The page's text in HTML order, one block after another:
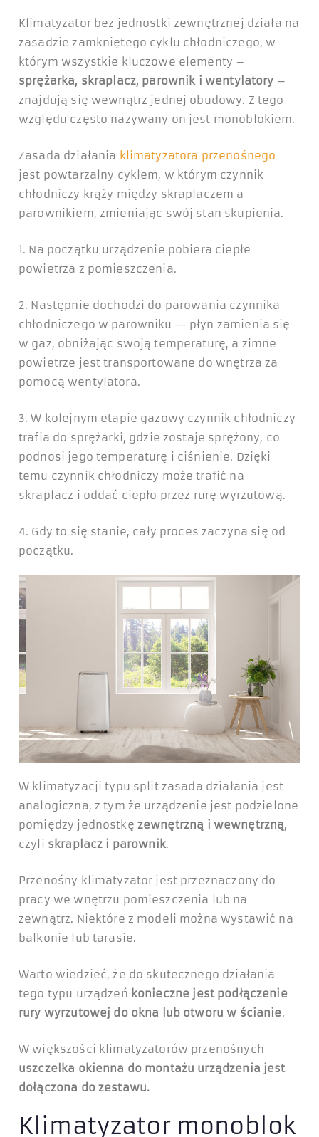
Klimatyzator bez jednostki zewnętrznej działa na
zasadzie zamkniętego cyklu chłodniczego, w
którym wszystkie kluczowe elementy –
sprężarka, skraplacz, parownik i wentylatory –
znajdują się wewnątrz jednej obudowy. Z tego
względu często nazywany on jest monoblokiem.
Zasada działania klimatyzatora przenośnego
jest powtarzalny cyklem, w którym czynnik
chłodniczy krąży między skraplaczem a
parownikiem, zmieniając swój stan skupienia.
1. Na początku urządzenie pobiera ciepłe
powietrza z pomieszczenia.
2. Następnie dochodzi do parowania czynnika
chłodniczego w parowniku — płyn zamienia się
w gaz, obniżając swoją temperaturę, a zimne
powietrze jest transportowane do wnętrza za
pomocą wentylatora.
3. W kolejnym etapie gazowy czynnik chłodniczy
trafia do sprężarki, gdzie zostaje sprężony, co
podnosi jego temperaturę i ciśnienie. Dzięki
temu czynnik chłodniczy może trafić na
skraplacz i oddać ciepło przez rurę wyrzutową.
4. Gdy to się stanie, cały proces zaczyna się od
początku.
W klimatyzacji typu split zasada działania jest
analogiczna, z tym że urządzenie jest podzielone
pomiędzy jednostkę zewnętrzną i wewnętrzną,
czyli skraplacz i parownik.
Przenośny klimatyzator jest przeznaczony do
pracy we wnętrzu pomieszczenia lub na
zewnątrz. Niektóre z modeli można wystawić na
balkonie lub tarasie.
Warto wiedzieć, że do skutecznego działania
tego typu urządzeń konieczne jest podłączenie
rury wyrzutowej do okna lub otworu w ścianie.
W większości klimatyzatorów przenośnych
uszczelka okienna do montażu urządzenia jest
dołączona do zestawu.
Klimatyzator monoblok